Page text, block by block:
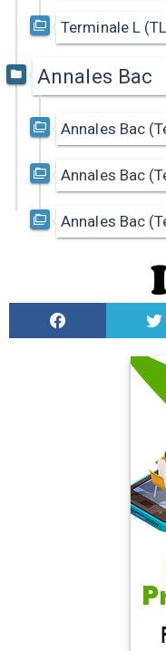
Terminale L
Annales Bac
Annales Bac
Annales Bac
Annales Bac